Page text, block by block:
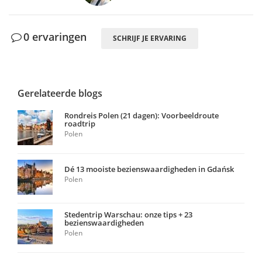
0 ervaringen SCHRIJF JE ERVARING
Gerelateerde blogs
Rondreis Polen (21 dagen): Voorbeeldroute
roadtrip
Polen
Dé 13 mooiste bezienswaardigheden in Gdańsk
Polen
Stedentrip Warschau: onze tips + 23
bezienswaardigheden
Polen